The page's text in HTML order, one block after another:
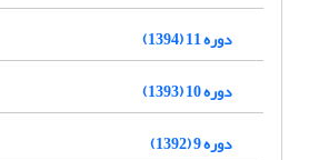
دوره 11 (1394)
دوره 10 (1393)
دوره 9 (1392)